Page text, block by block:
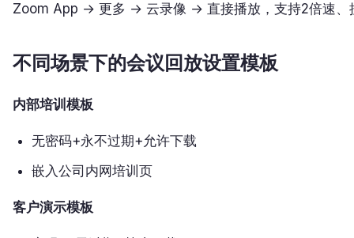
Zoom App → 更多 → 云录像 → 直接播放，支持2倍速、
不同场景下的会议回放设置模板
内部培训模板
无密码+永不过期+允许下载
嵌入公司内网培训页
客户演示模板